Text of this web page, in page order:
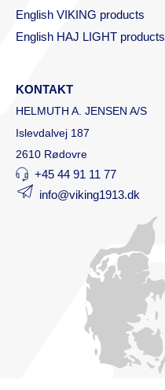
English VIKING products
English HAJ LIGHT products
KONTAKT
HELMUTH A. JENSEN A/S
Islevdalvej 187
2610 Rødovre
+45 44 91 11 77
info@viking1913.dk